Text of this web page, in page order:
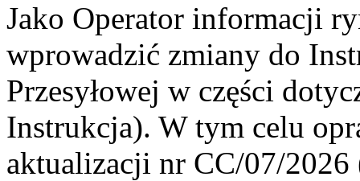
Jako Operator informacji
wprowadzić zmiany do
Przesyłowej w części
Instrukcja). W tym celu
aktualizacji nr CC/07/